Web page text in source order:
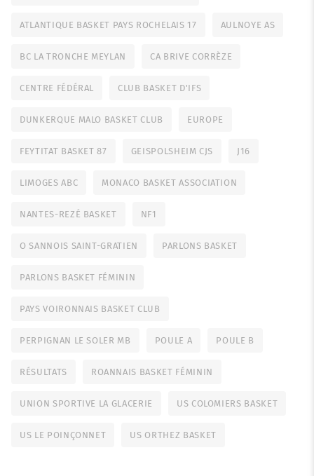
ATLANTIQUE BASKET PAYS ROCHELAIS 17 AULNOYE AS
BC LA TRONCHE MEYLAN CA BRIVE CORRÈZE
CENTRE FÉDÉRAL CLUB BASKET D'IFS
DUNKERQUE MALO BASKET CLUB EUROPE
FEYTITAT BASKET 87 GEISPOLSHEIM CJS J16
LIMOGES ABC MONACO BASKET ASSOCIATION
NANTES-REZÉ BASKET NF1
O SANNOIS SAINT-GRATIEN PARLONS BASKET
PARLONS BASKET FÉMININ
PAYS VOIRONNAIS BASKET CLUB
PERPIGNAN LE SOLER MB POULE A POULE B
RÉSULTATS ROANNAIS BASKET FÉMININ
UNION SPORTIVE LA GLACERIE US COLOMIERS BASKET
US LE POINÇONNET US ORTHEZ BASKET